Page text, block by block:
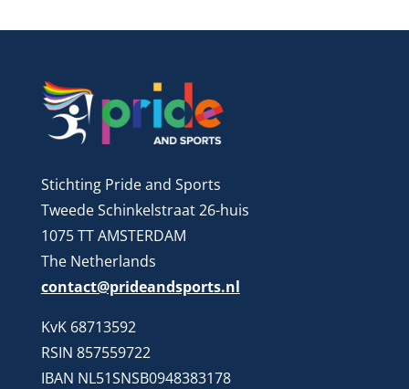
Stichting Pride and Sports
Tweede Schinkelstraat 26-huis
1075 TT AMSTERDAM
The Netherlands
contact@prideandsports.nl
KvK 68713592
RSIN 857559722
IBAN NL51SNSB0948383178